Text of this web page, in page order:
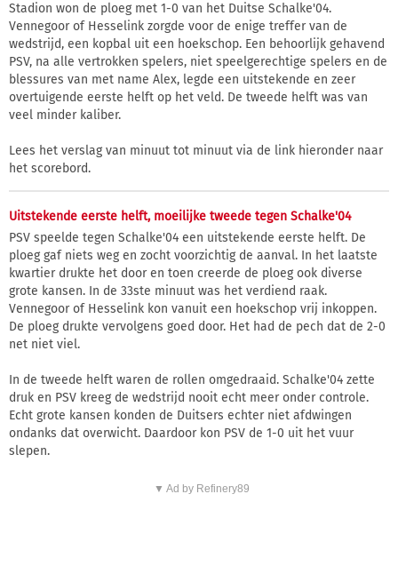
Stadion won de ploeg met 1-0 van het Duitse Schalke'04.
Vennegoor of Hesselink zorgde voor de enige treffer van de
wedstrijd, een kopbal uit een hoekschop. Een behoorlijk gehavend
PSV, na alle vertrokken spelers, niet speelgerechtige spelers en de
blessures van met name Alex, legde een uitstekende en zeer
overtuigende eerste helft op het veld. De tweede helft was van
veel minder kaliber.
Lees het verslag van minuut tot minuut via de link hieronder naar
het scorebord.
Uitstekende eerste helft, moeilijke tweede tegen Schalke'04
PSV speelde tegen Schalke'04 een uitstekende eerste helft. De
ploeg gaf niets weg en zocht voorzichtig de aanval. In het laatste
kwartier drukte het door en toen creerde de ploeg ook diverse
grote kansen. In de 33ste minuut was het verdiend raak.
Vennegoor of Hesselink kon vanuit een hoekschop vrij inkoppen.
De ploeg drukte vervolgens goed door. Het had de pech dat de 2-0
net niet viel.
In de tweede helft waren de rollen omgedraaid. Schalke'04 zette
druk en PSV kreeg de wedstrijd nooit echt meer onder controle.
Echt grote kansen konden de Duitsers echter niet afdwingen
ondanks dat overwicht. Daardoor kon PSV de 1-0 uit het vuur
slepen.
▼ Ad by Refinery89